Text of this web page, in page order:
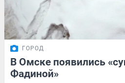
ГОРОД
В Омске появились
Фадиной»